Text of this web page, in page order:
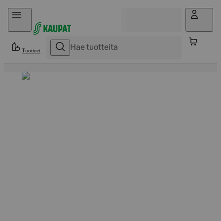
Hyppää sisältöön
Tuotteet